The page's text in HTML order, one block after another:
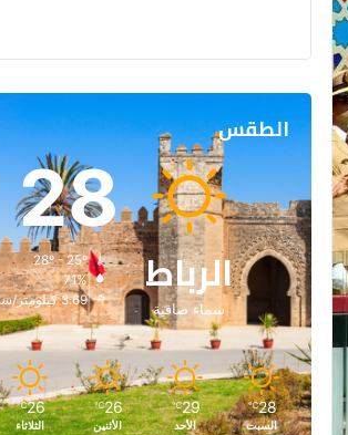
الطقس
الرباط
سماء صافية
28
28º - 25º
71%
3.69 كيلومتر/ساعة
28
℃
السبت
29
℃
الأحد
26
℃
الأثنين
26
℃
الثلاثاء